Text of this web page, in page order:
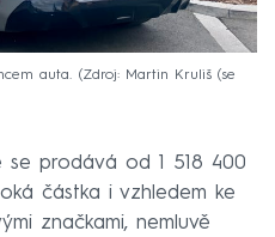
auta.
Zdroj: Martin Kruliš (se
se prodává od 1 518 400
částka i vzhledem ke
značkami, nemluvě